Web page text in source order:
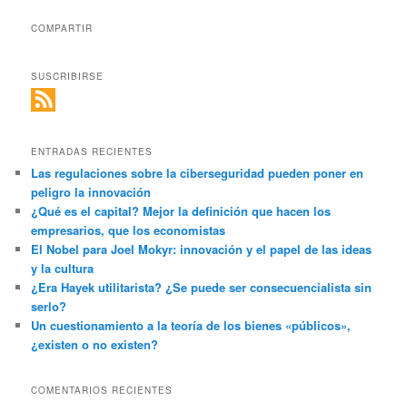
COMPARTIR
SUSCRIBIRSE
ENTRADAS RECIENTES
Las regulaciones sobre la ciberseguridad pueden poner en
peligro la innovación
¿Qué es el capital? Mejor la definición que hacen los
empresarios, que los economistas
El Nobel para Joel Mokyr: innovación y el papel de las ideas
y la cultura
¿Era Hayek utilitarista? ¿Se puede ser consecuencialista sin
serlo?
Un cuestionamiento a la teoría de los bienes «públicos»,
¿existen o no existen?
COMENTARIOS RECIENTES